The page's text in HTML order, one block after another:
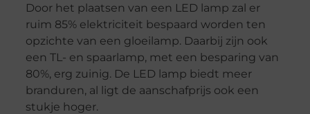
Door het plaatsen van een LED lamp zal er
ruim 85% elektriciteit bespaard worden ten
opzichte van een gloeilamp. Daarbij zijn ook
een TL- en spaarlamp, met een besparing van
80%, erg zuinig. De LED lamp biedt meer
branduren, al ligt de aanschafprijs ook een
stukje hoger.